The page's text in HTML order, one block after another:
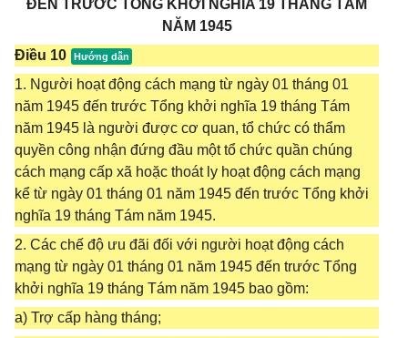
ĐẾN TRƯỚC TỔNG KHỞI NGHĨA 19 THÁNG TÁM
NĂM 1945
Điều 10
1. Người hoạt động cách mạng từ ngày 01 tháng 01
năm 1945 đến trước Tổng khởi nghĩa 19 tháng Tám
năm 1945 là người được cơ quan, tổ chức có thẩm
quyền công nhận đứng đầu một tổ chức quần chúng
cách mạng cấp xã hoặc thoát ly hoạt động cách mạng
kể từ ngày 01 tháng 01 năm 1945 đến trước Tổng khởi
nghĩa 19 tháng Tám năm 1945.
2. Các chế độ ưu đãi đối với người hoạt động cách
mạng từ ngày 01 tháng 01 năm 1945 đến trước Tổng
khởi nghĩa 19 tháng Tám năm 1945 bao gồm:
a) Trợ cấp hàng tháng;